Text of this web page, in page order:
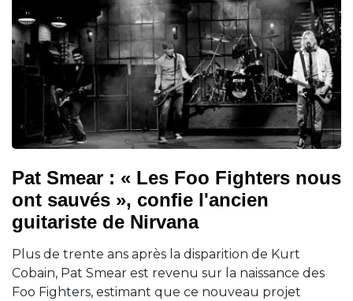
Pat Smear : « Les Foo Fighters nous
ont sauvés », confie l'ancien
guitariste de Nirvana
Plus de trente ans après la disparition de Kurt
Cobain, Pat Smear est revenu sur la naissance des
Foo Fighters, estimant que ce nouveau projet